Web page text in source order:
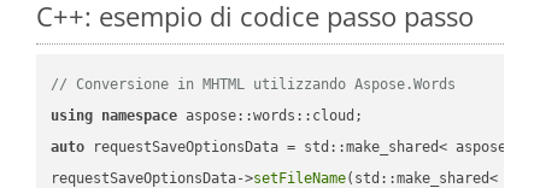
C++: esempio di codice passo passo
// Conversione in MHTML utilizzando Aspose.Words
using namespace
auto requestSaveOptionsData = std::make_shared<
requestSaveOptionsData->setFileName(std::make_shared<